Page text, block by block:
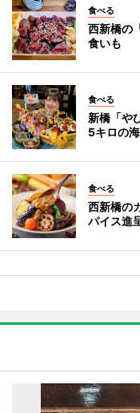
食べる
西新橋の
食いも
食べる
新橋「や
5キロの
食べる
西新橋の
パイス進